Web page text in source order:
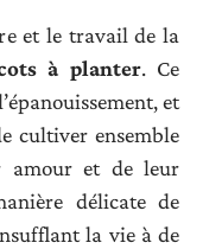
et le travail de la
à planter. Ce
et
cultiver ensemble
amour et de leur
délicate de
la vie à de